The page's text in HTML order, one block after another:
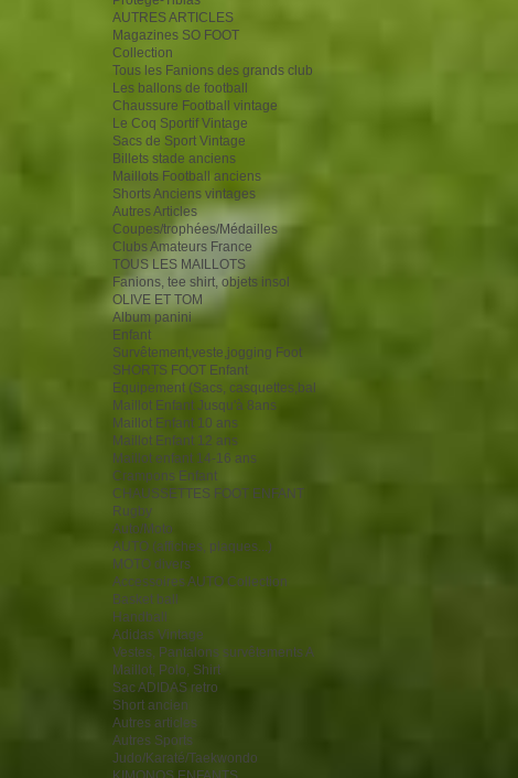
AUTRES ARTICLES
Magazines SO FOOT
Collection
Tous les Fanions des grands club
Les ballons de football
Chaussure Football vintage
Le Coq Sportif Vintage
Sacs de Sport Vintage
Billets stade anciens
Maillots Football anciens
Shorts Anciens vintages
Autres Articles
Coupes/trophées/Médailles
Clubs Amateurs France
TOUS LES MAILLOTS
Fanions, tee shirt, objets insol
OLIVE ET TOM
Album panini
Enfant
Survêtement,veste,jogging Foot
SHORTS FOOT Enfant
Equipement (Sacs, casquettes,bal
Maillot Enfant Jusqu'à 8ans
Maillot Enfant 10 ans
Maillot Enfant 12 ans
Maillot enfant 14-16 ans
Crampons Enfant
CHAUSSETTES FOOT ENFANT
Rugby
Auto/Moto
AUTO (affiches, plaques...)
MOTO divers
Accessoires AUTO Collection
Basket ball
Handball
Adidas Vintage
Vestes, Pantalons survêtements A
Maillot, Polo, Shirt
Sac ADIDAS retro
Short ancien
Autres articles
Autres Sports
Judo/Karaté/Taekwondo